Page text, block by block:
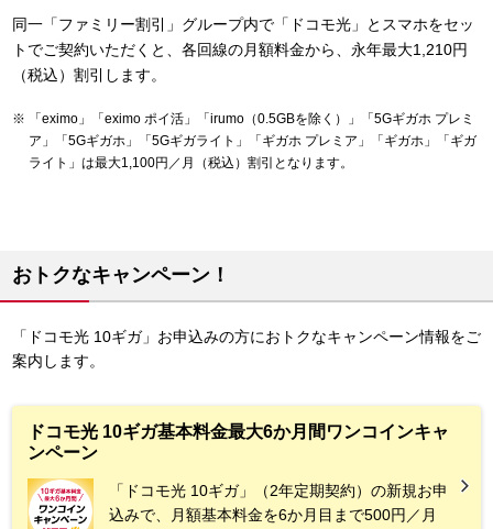
同一「ファミリー割引」グループ内で「ドコモ光」とスマホをセッ
トでご契約いただくと、各回線の月額料金から、永年最大1,210円
（税込）割引します。
「eximo」「eximo ポイ活」「irumo（0.5GBを除く）」「5Gギガホ プレミ
ア」「5Gギガホ」「5Gギガライト」「ギガホ プレミア」「ギガホ」「ギガ
ライト」は最大1,100円／月（税込）割引となります。
おトクなキャンペーン！
「ドコモ光 10ギガ」お申込みの方におトクなキャンペーン情報をご
案内します。
ドコモ光 10ギガ基本料金最大6か月間ワンコインキャ
ンペーン
「ドコモ光 10ギガ」（2年定期契約）の新規お申
込みで、月額基本料金を6か月目まで500円／月